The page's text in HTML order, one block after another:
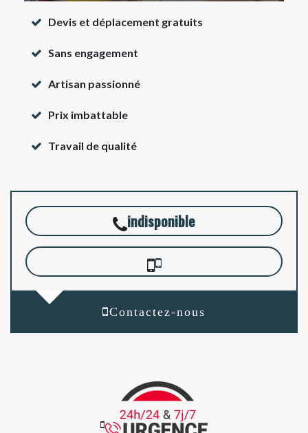
Devis et déplacement gratuits
Sans engagement
Artisan passionné
Prix imbattable
Travail de qualité
indisponible
Contactez-nous